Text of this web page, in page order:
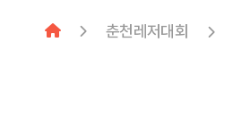
춘천레저대회